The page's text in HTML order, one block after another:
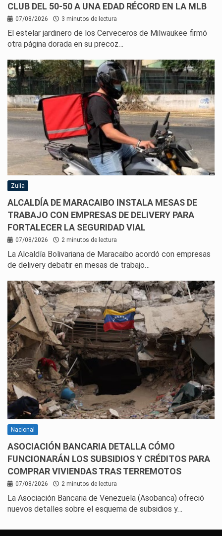
CLUB DEL 50-50 A UNA EDAD RÉCORD EN LA MLB
07/08/2026 3 minutos de lectura
El estelar jardinero de los Cerveceros de Milwaukee firmó
otra página dorada en su precoz…
Zulia
ALCALDÍA DE MARACAIBO INSTALA MESAS DE
TRABAJO CON EMPRESAS DE DELIVERY PARA
FORTALECER LA SEGURIDAD VIAL
07/08/2026 2 minutos de lectura
La Alcaldía Bolivariana de Maracaibo acordó con empresas
de delivery debatir en mesas de trabajo…
Nacional
ASOCIACIÓN BANCARIA DETALLA CÓMO
FUNCIONARÁN LOS SUBSIDIOS Y CRÉDITOS PARA
COMPRAR VIVIENDAS TRAS TERREMOTOS
07/08/2026 2 minutos de lectura
La Asociación Bancaria de Venezuela (Asobanca) ofreció
nuevos detalles sobre el esquema de subsidios y…